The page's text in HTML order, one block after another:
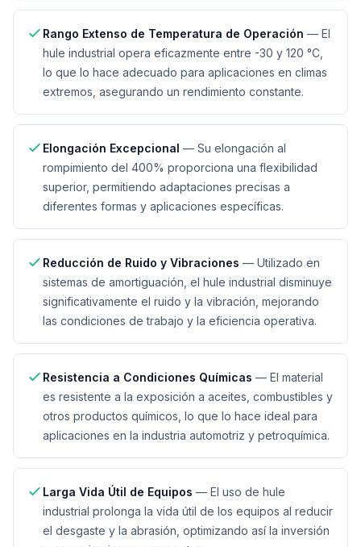
Rango Extenso de Temperatura de Operación — El
hule industrial opera eficazmente entre -30 y 120 °C,
lo que lo hace adecuado para aplicaciones en climas
extremos, asegurando un rendimiento constante.
Elongación Excepcional — Su elongación al
rompimiento del 400% proporciona una flexibilidad
superior, permitiendo adaptaciones precisas a
diferentes formas y aplicaciones específicas.
Reducción de Ruido y Vibraciones — Utilizado en
sistemas de amortiguación, el hule industrial disminuye
significativamente el ruido y la vibración, mejorando
las condiciones de trabajo y la eficiencia operativa.
Resistencia a Condiciones Químicas — El material
es resistente a la exposición a aceites, combustibles y
otros productos químicos, lo que lo hace ideal para
aplicaciones en la industria automotriz y petroquímica.
Larga Vida Útil de Equipos — El uso de hule
industrial prolonga la vida útil de los equipos al reducir
el desgaste y la abrasión, optimizando así la inversión